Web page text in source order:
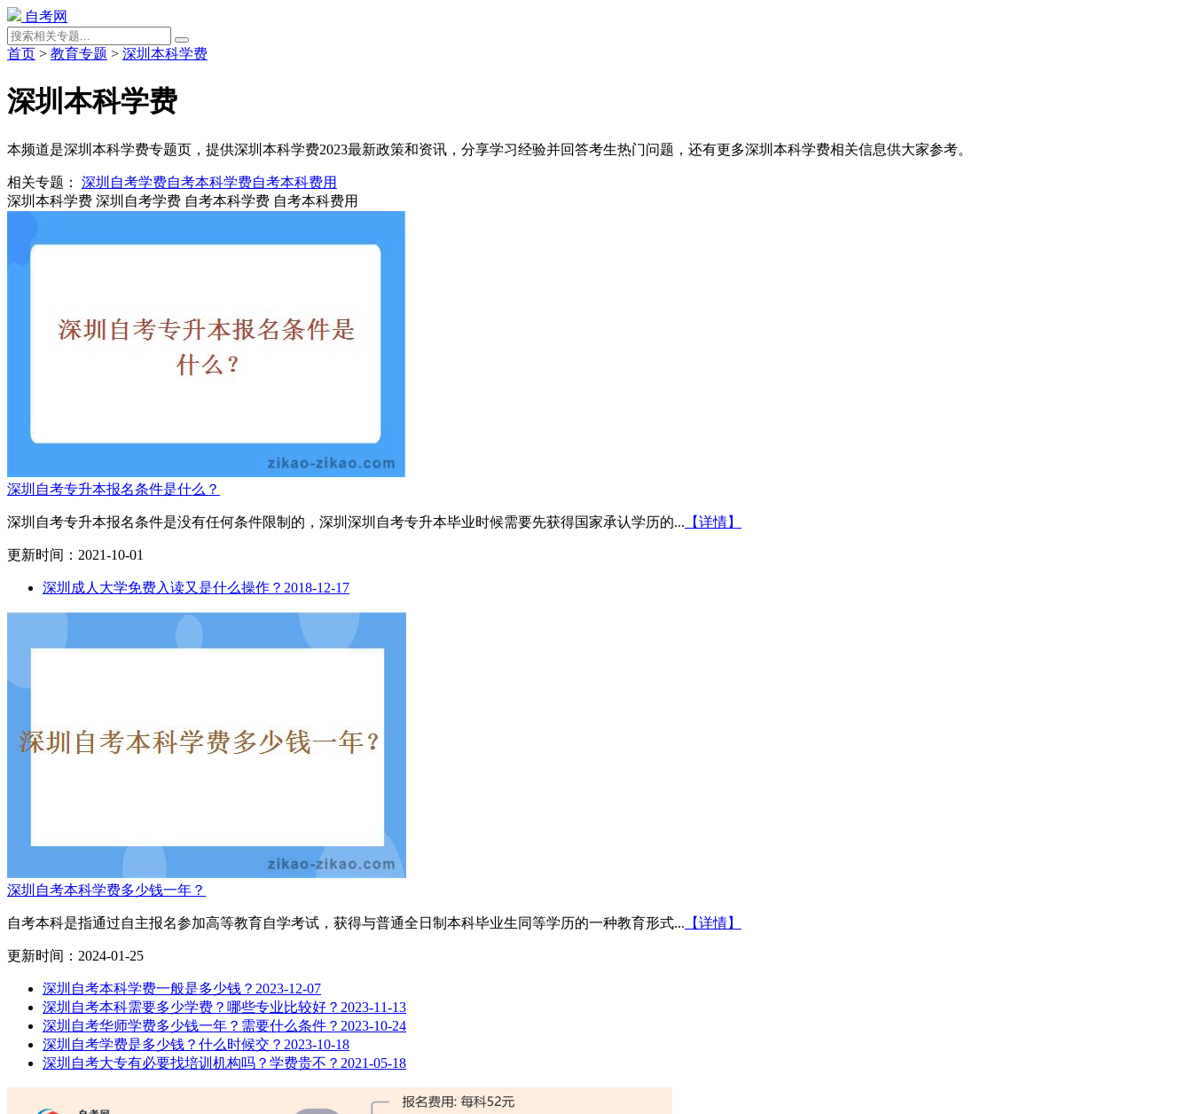
自考网
首页 > 教育专题 > 深圳本科学费
深圳本科学费
本频道是深圳本科学费专题页，提供深圳本科学费2023最新政策和资讯，分享学习经验并回答考生热门问题，还有更多深圳本科学费相关信息供大家参考。
相关专题： 深圳自考学费自考本科学费自考本科费用
深圳本科学费 深圳自考学费 自考本科学费 自考本科费用
深圳自考专升本报名条件是什么？
深圳自考专升本报名条件是没有任何条件限制的，深圳深圳自考专升本毕业时候需要先获得国家承认学历的... 【详情】
更新时间：2021-10-01
深圳成人大学免费入读又是什么操作？ 2018-12-17
深圳自考本科学费多少钱一年？
自考本科是指通过自主报名参加高等教育自学考试，获得与普通全日制本科毕业生同等学历的一种教育形式... 【详情】
更新时间：2024-01-25
深圳自考本科学费一般是多少钱？ 2023-12-07
深圳自考本科需要多少学费？哪些专业比较好？ 2023-11-13
深圳自考华师学费多少钱一年？需要什么条件？ 2023-10-24
深圳自考学费是多少钱？什么时候交？ 2023-10-18
深圳自考大专有必要找培训机构吗？学费贵不？ 2021-05-18